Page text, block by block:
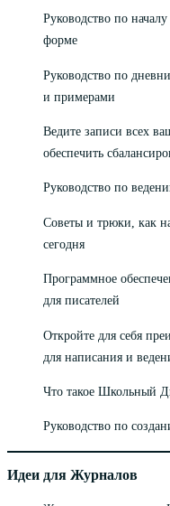
Руководство по
форме
Руководство по
и примерами
Ведите записи всех
обеспечить
Руководство по
Советы и трюки, как
сегодня
Программное
для писателей
Откройте для себя
для написания и
Что такое Школьный
Руководство по
Идеи для Журналов